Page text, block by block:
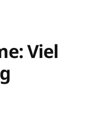
Viel